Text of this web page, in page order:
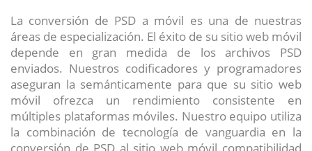
La conversión de PSD a móvil es una de nuestras
áreas de especialización. El éxito de su sitio web móvil
depende en gran medida de los archivos PSD
enviados. Nuestros codificadores y programadores
aseguran la semánticamente para que su sitio web
móvil ofrezca un rendimiento consistente en
múltiples plataformas móviles. Nuestro equipo utiliza
la combinación de tecnología de vanguardia en la